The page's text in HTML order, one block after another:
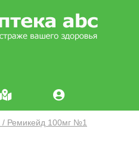
/ Ремикейд 100мг №1